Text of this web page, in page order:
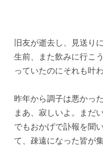
旧友が逝去し、見送り
生前、また飲みに行こ
っていたのにそれも叶
昨年から調子は悪かっ
まあ、寂しいよ。まだ
でもおかげで訃報を聞
て、疎遠になった皆が